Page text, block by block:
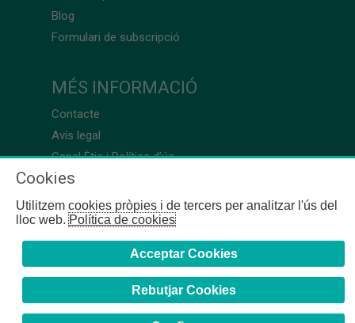
Blog
Formulari de subscripció
MÉS INFORMACIÓ
Contacte
Avís legal
Canal Ètic i Política d’ús
Cookies
Utilitzem cookies pròpies i de tercers per analitzar l'ús del
lloc web.Política de cookies
Acceptar Cookies
Rebutjar Cookies